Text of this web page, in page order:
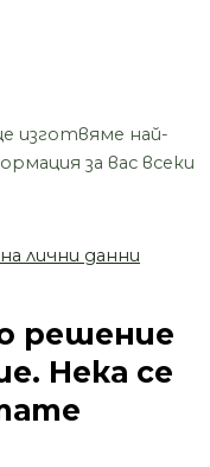
изготвяме най-
за вас всеки
лични данни
решение
Нека се